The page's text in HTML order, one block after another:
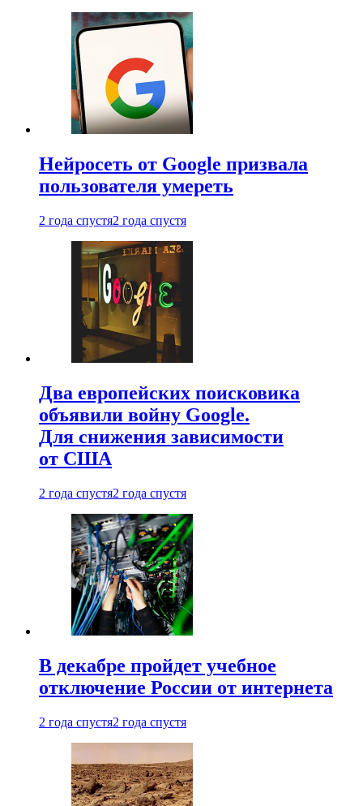
Нейросеть от Google призвала
пользователя умереть
2 года спустя2 года спустя
Два европейских поисковика
объявили войну Google.
Для снижения зависимости
от США
2 года спустя2 года спустя
В декабре пройдет учебное
отключение России от интернета
2 года спустя2 года спустя